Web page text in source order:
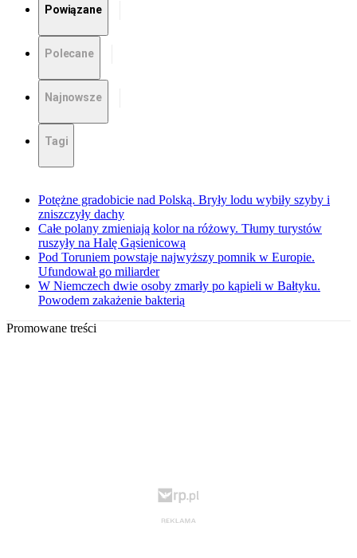
Powiązane
Polecane
Najnowsze
Tagi
Potężne gradobicie nad Polską. Bryły lodu wybiły szyby i
zniszczyły dachy
Całe polany zmieniają kolor na różowy. Tłumy turystów
ruszyły na Halę Gąsienicową
Pod Toruniem powstaje najwyższy pomnik w Europie.
Ufundował go miliarder
W Niemczech dwie osoby zmarły po kąpieli w Bałtyku.
Powodem zakażenie bakterią
Promowane treści